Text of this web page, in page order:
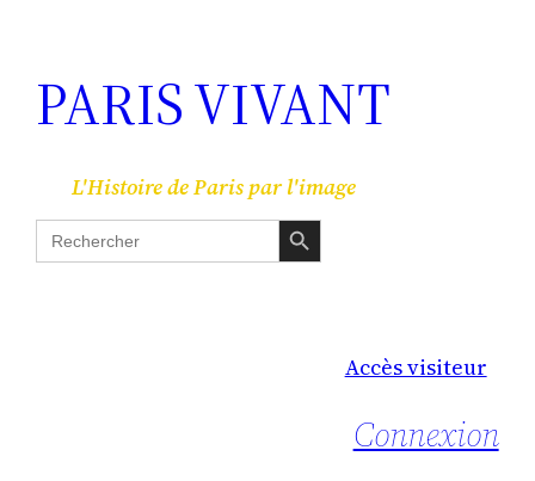
PARIS VIVANT
L'Histoire de Paris par l'image
Search
for:
Search Button
Accès visiteur
Connexion